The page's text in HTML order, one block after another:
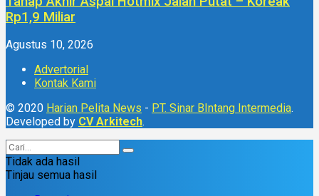
Rp1,9 Miliar
Agustus 10, 2026
Advertorial
Kontak Kami
© 2020 Harian Pelita News - PT. Sinar BIntang Intermedia.
Developed by CV Arkitech.
Tidak ada hasil
Tinjau semua hasil